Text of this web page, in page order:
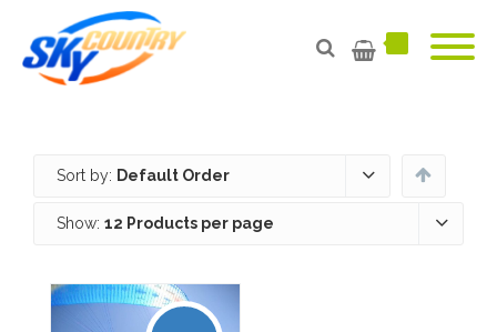
Sort by: Default Order
Show: 12 Products per page